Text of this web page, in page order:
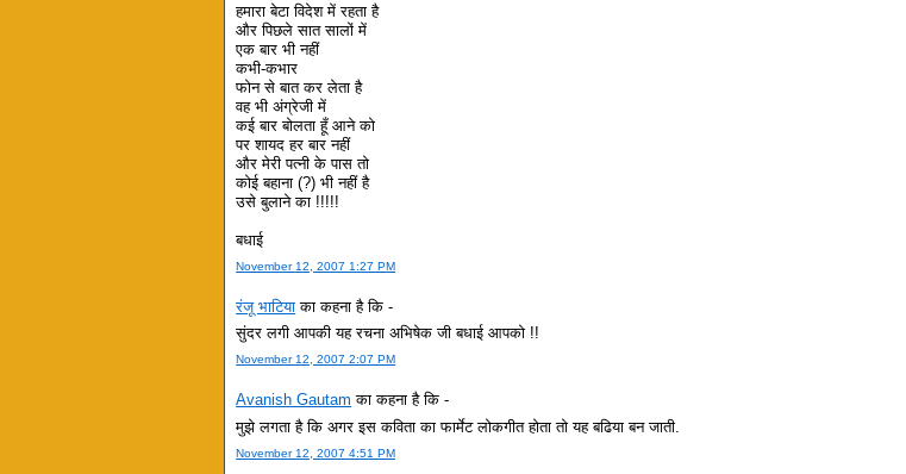
हमारा बेटा विदेश में रहता है
और पिछले सात सालों में
एक बार भी नहीं
कभी-कभार
फोन से बात कर लेता है
वह भी अंग्रेजी में
कई बार बोलता हूँ आने को
पर शायद हर बार नहीं
और मेरी पत्नी के पास तो
कोई बहाना (?) भी नहीं है
उसे बुलाने का !!!!!
बधाई
November 12, 2007 1:27 PM
रंजू भाटिया का कहना है कि -
सुंदर लगी आपकी यह रचना अभिषेक जी बधाई आपको !!
November 12, 2007 2:07 PM
Avanish Gautam का कहना है कि -
मुझे लगता है कि अगर इस कविता का फार्मेट लोकगीत होता तो यह बढिया बन जाती.
November 12, 2007 4:51 PM